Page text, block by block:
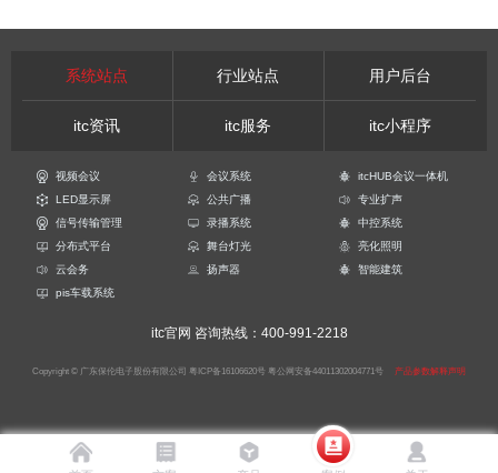
系统站点 行业站点 用户后台
itc资讯 itc服务 itc小程序
视频会议 会议系统
itcHUB会议一体机
LED显示屏
公共广播
专业扩声
信号传输管理
录播系统
中控系统
分布式平台
舞台灯光
亮化照明
云会务
扬声器
智能建筑
pis车载系统
itc官网 咨询热线：400-991-2218
Copyright © 广东保伦电子股份有限公司 粤ICP备16106620号 粤公网安备44011302004771号 产品参数解释声明